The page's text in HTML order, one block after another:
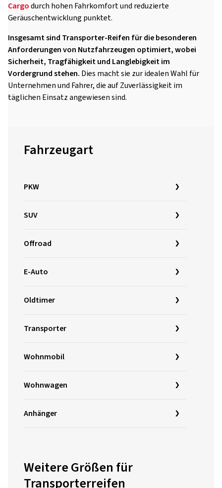
Cargodurch hohen Fahrkomfort und reduzierte
Geräuschentwicklung punktet.
Insgesamt sind Transporter-Reifen für die besonderen
Anforderungen von Nutzfahrzeugen optimiert, wobei
Sicherheit, Tragfähigkeit und Langlebigkeit im
Vordergrund stehen. Dies macht sie zur idealen Wahl für
Unternehmen und Fahrer, die auf Zuverlässigkeit im
täglichen Einsatz angewiesen sind.
Fahrzeugart
PKW
SUV
Offroad
E-Auto
Oldtimer
Transporter
Wohnmobil
Wohnwagen
Anhänger
Weitere Größen für
Transporterreifen